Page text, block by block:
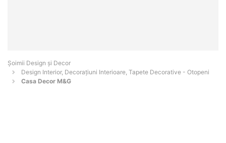
Șoimii Design și Decor
Design Interior, Decorațiuni Interioare, Tapete Decorative - Otopeni
Casa Decor M&G